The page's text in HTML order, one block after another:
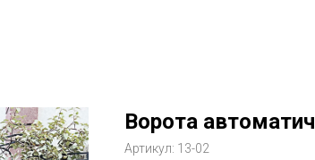
Ворота
Артикул: 13-02